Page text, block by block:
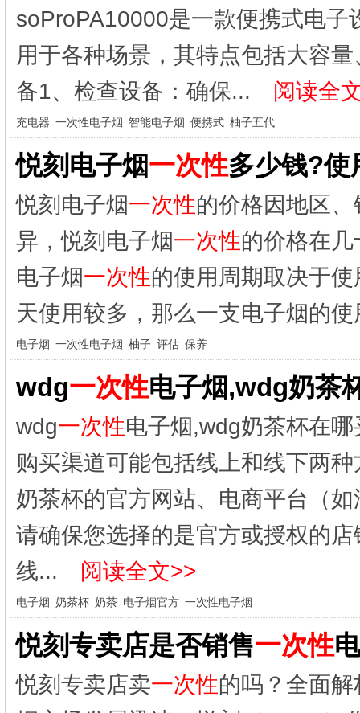
soProPA10000是一款便携式电
用于各种场景，其特点包括大容
备1、检查设备：确保...
阅读全
充电器 一次性电子烟 智能电子烟 便携式 柚子五代
悦刻电子烟一次性多少钱?使
悦刻电子烟一次性的价格因地区
异，悦刻电子烟一次性的价格在
电子烟一次性的使用周期取决于使
天使用较多，那么一支电子烟的
电子烟 一次性电子烟 柚子 评估 保养
wdg一次性电子烟,wdg奶茶
wdg一次性电子烟,wdg奶茶杯在
购买渠道可能包括线上和线下两
奶茶杯的官方网站、电商平台（
请确保您选择的是官方或授权的
线...
阅读全文>>
电子烟 奶茶杯 奶茶 电子烟官方 一次性电子烟
悦刻专卖店是否销售一次性
悦刻专卖店卖一次性的吗？全面解